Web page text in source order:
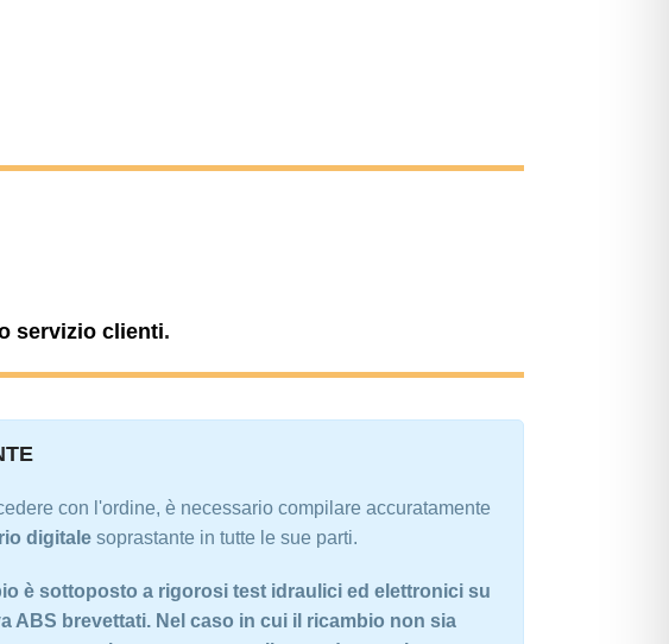
servizio clienti.
con l'ordine, è necessario compilare accuratamente
digitale soprastante in tutte le sue parti.
è sottoposto a rigorosi test idraulici ed elettronici su
ABS brevettati. Nel caso in cui il ricambio non sia